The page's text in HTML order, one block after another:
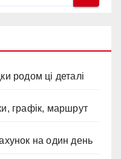
родом ці деталі
графік, маршрут
на один день